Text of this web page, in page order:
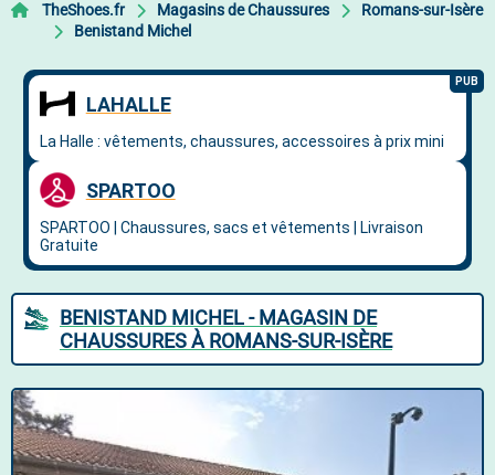
TheShoes.fr Magasins de Chaussures
Romans-sur-Isère
Benistand Michel
BENISTAND MICHEL - MAGASIN DE
CHAUSSURES À ROMANS-SUR-ISÈRE